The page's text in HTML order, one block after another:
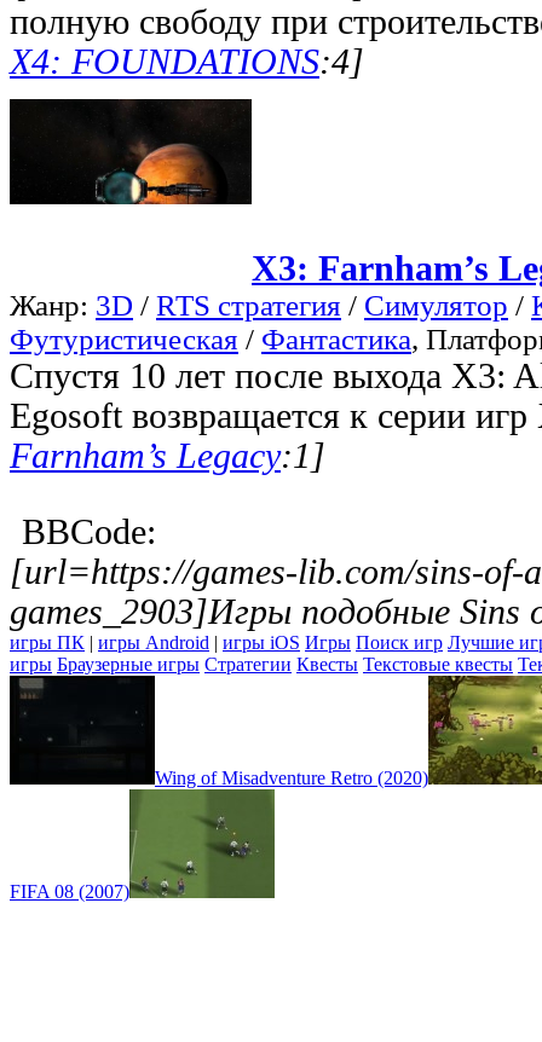
полную свободу при
X4: FOUNDATIONS:4]
X3: Farnham’s
Жанр: 3D / RTS стратегия / Симулятор /
Футуристическая / Фантастика,
Спустя 10 лет после выхода X3:
Egosoft возвращается к серии игр
Farnham’s Legacy:1]
BBCode:
[url=https://games-lib.com/sins-of-
games_2903]Игры подобные
игры ПК | игры Android | игры iOS Игры Поиск игр Лучшие
игры Браузерные игры Стратегии Квесты Текстовые квесты
Wing of Misadventure Retro (2020)
FIFA 08 (2007)